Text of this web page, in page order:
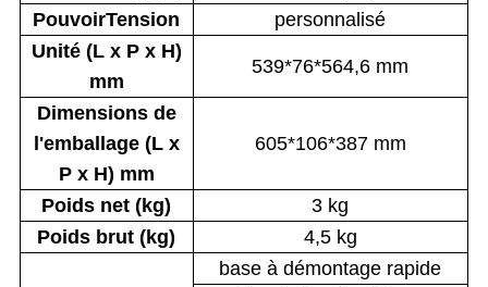
PouvoirTension
personnalisé
Unité (L x P x H)
mm
539*76*564,6 mm
Dimensions de
l'emballage (L x
P x H) mm
605*106*387 mm
Poids net (kg)
3 kg
Poids brut (kg)
4,5 kg
base à démontage rapide